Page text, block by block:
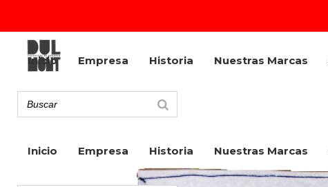
Inicio Empresa Historia Nuestras Marcas
Inicio Empresa Historia Nuestras Marcas